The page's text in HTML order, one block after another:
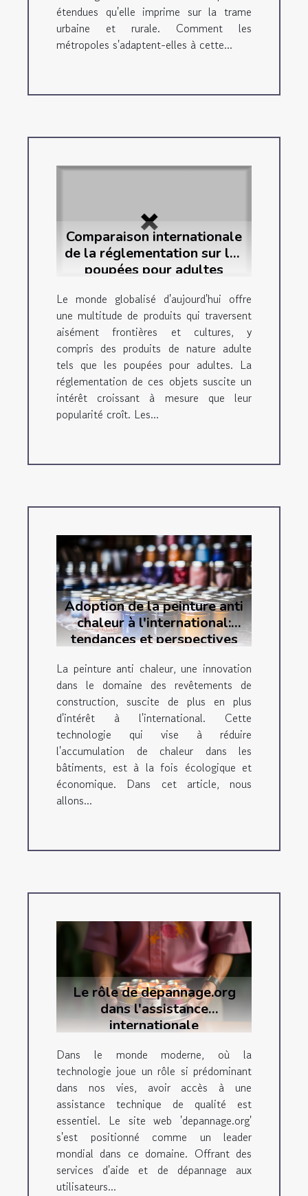
étendues qu'elle imprime sur la trame
urbaine et rurale. Comment les
métropoles s'adaptent-elles à cette...
Comparaison internationale
de la réglementation sur les
poupées pour adultes
Le monde globalisé d'aujourd'hui offre
une multitude de produits qui traversent
aisément frontières et cultures, y
compris des produits de nature adulte
tels que les poupées pour adultes. La
réglementation de ces objets suscite un
intérêt croissant à mesure que leur
popularité croît. Les...
Adoption de la peinture anti
chaleur à l'international:
tendances et perspectives
La peinture anti chaleur, une innovation
dans le domaine des revêtements de
construction, suscite de plus en plus
d'intérêt à l'international. Cette
technologie qui vise à réduire
l'accumulation de chaleur dans les
bâtiments, est à la fois écologique et
économique. Dans cet article, nous
allons...
Le rôle de depannage.org
dans l'assistance
internationale
Dans le monde moderne, où la
technologie joue un rôle si prédominant
dans nos vies, avoir accès à une
assistance technique de qualité est
essentiel. Le site web 'depannage.org'
s'est positionné comme un leader
mondial dans ce domaine. Offrant des
services d'aide et de dépannage aux
utilisateurs...